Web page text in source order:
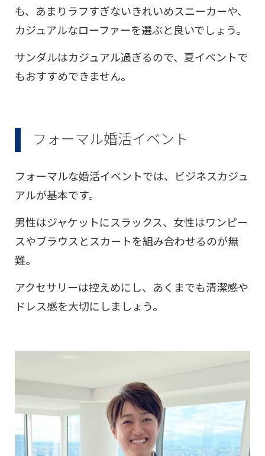
も、あまりラフすぎないきれいめスニーカーや、
カジュアルなローファーを選ぶと良いでしょう。
サンダルはカジュアル過ぎるので、夏イベントで
もおすすめできません。
フォーマル婚活イベント
フォーマルな婚活イベントでは、ビジネスカジュ
アルが基本です。
男性はジャケットにスラックス、女性はワンピー
スやブラウスとスカートを組み合わせるのが無
難。
アクセサリーは控えめにし、あくまでも清潔感や
ドレス感を大切にしましょう。